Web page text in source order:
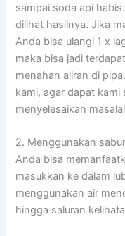
sampai soda api
dilihat hasilnya. Jika
Anda bisa ulangi 1 x
maka bisa jadi
menahan aliran di
kami, agar dapat
menyelesaikan
2. Menggunakan
Anda bisa
masukkan ke dalam
menggunakan air
hingga saluran